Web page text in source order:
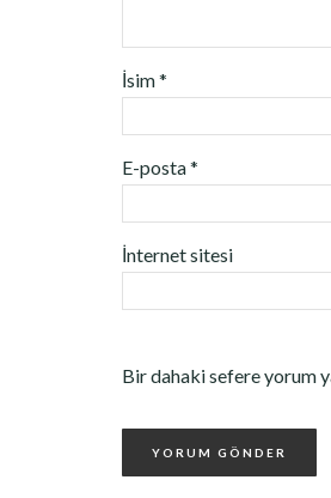
İsim*
E-posta*
İnternet sitesi
Bir dahaki sefere yorum